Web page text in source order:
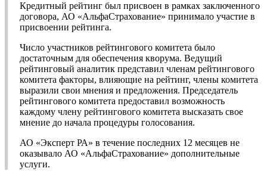
Кредитный рейтинг был присвоен в рамках заключенного
договора, АО «АльфаСтрахование» принимало участие в
присвоении рейтинга.
Число участников рейтингового комитета было
достаточным для обеспечения кворума. Ведущий
рейтинговый аналитик представил членам рейтингового
комитета факторы, влияющие на рейтинг, члены комитета
выразили свои мнения и предложения. Председатель
рейтингового комитета предоставил возможность
каждому члену рейтингового комитета высказать свое
мнение до начала процедуры голосования.
АО «Эксперт РА» в течение последних 12 месяцев не
оказывало АО «АльфаСтрахование» дополнительные
услуги.